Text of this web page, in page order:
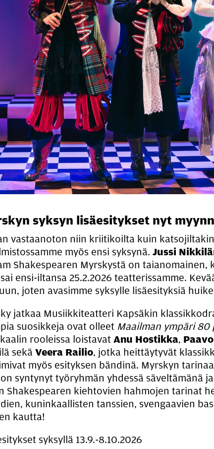
syksyn li­säe­si­tyk­set nyt
vastaanoton niin kriitikoilta kuin
myös ensi syksynä. Jussi
Shakespearen Myrskystä on
ensi-iltansa 25.2.2026 teatterissamme.
joten avasimme syksylle lisäesityksiä
jatkaa Musiikkiteatteri Kapsäkin
suosikkeja ovat olleet Maailman ympäri 80
rooleissa loistavat Anu Hostikka,
sekä Veera Railio, jotka heittäytyvät
myös esityksen bändinä. Myrskyn
syntynyt työryhmän yhdessä säveltämänä
Shakespearen kiehtovien hahmojen tarinat
kuninkaallisten tanssien, svengaavien
kautta!
syksyllä 13.9.-8.10.2026